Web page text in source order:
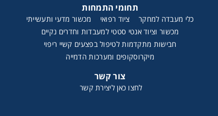
תחומי התמחות
כלי מעבדה למחקר ציוד רפואי
מכשור מדעי ותעשייתי
מכשור וציוד אנטי סטטי למעבדות וחדרים נקיים
חבישות מתקדמות לטיפול בפצעים קשיי ריפוי
מיקרוסקופים ומערכות הדמייה
צור קשר
לחצו כאן ליצירת קשר